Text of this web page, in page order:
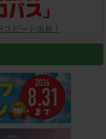
ピード出発！